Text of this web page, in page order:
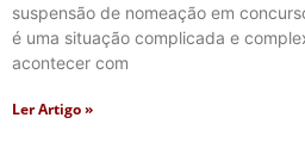
suspensão de nomeação em
é uma situação complicada e
acontecer com
Ler Artigo »